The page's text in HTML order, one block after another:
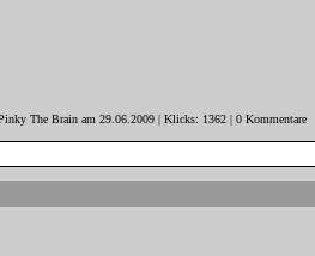
The Brain am 29.06.2009 | Klicks: 1362 | 0 Kommentare